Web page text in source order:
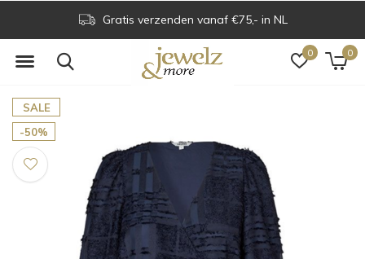
0 0
Gratis verzenden vanaf €75,- in NL
SALE
-50%